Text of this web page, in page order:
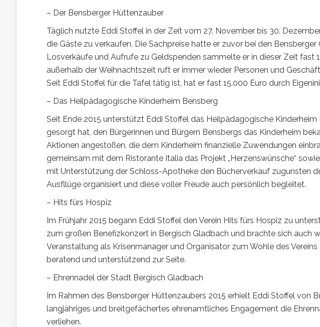
– Der Bensberger Hüttenzauber
Täglich nutzte Eddi Stoffel in der Zeit vom 27. November bis 30.
die Gäste zu verkaufen. Die Sachpreise hatte er zuvor bei den
Losverkäufe und Aufrufe zu Geldspenden sammelte er in dieser Zeit fast
außerhalb der Weihnachtszeit ruft er immer wieder Personen und
Seit Eddi Stoffel für die Tafel tätig ist, hat er fast 15.000 Euro durch
– Das Heilpädagogische Kinderheim Bensberg
Seit Ende 2015 unterstützt Eddi Stoffel das Heilpädagogische
gesorgt hat, den Bürgerinnen und Bürgern Bensbergs das Kinderheim
Aktionen angestoßen, die dem Kinderheim finanzielle Zuwendungen
gemeinsam mit dem Ristorante Italia das Projekt „Herzenswünsche“
mit Unterstützung der Schloss-Apotheke den Bücherverkauf zugunsten
Ausfllüge organisiert und diese voller Freude auch persönlich begleitet.
– Hits fürs Hospiz
Im Frühjahr 2015 begann Eddi Stoffel den Verein Hits fürs Hospiz zu
zum großen Benefizkonzert in Bergisch Gladbach und brachte sich auch
Veranstaltung als Krisenmanager und Organisator zum Wohle des
beratend und unterstützend zur Seite.
– Ehrennadel der Stadt Bergisch Gladbach
Im Rahmen des Bensberger Hüttenzaubers 2015 erhielt Eddi Stoffel von
langjähriges und breitgefächertes ehrenamtliches Engagement die
verliehen.